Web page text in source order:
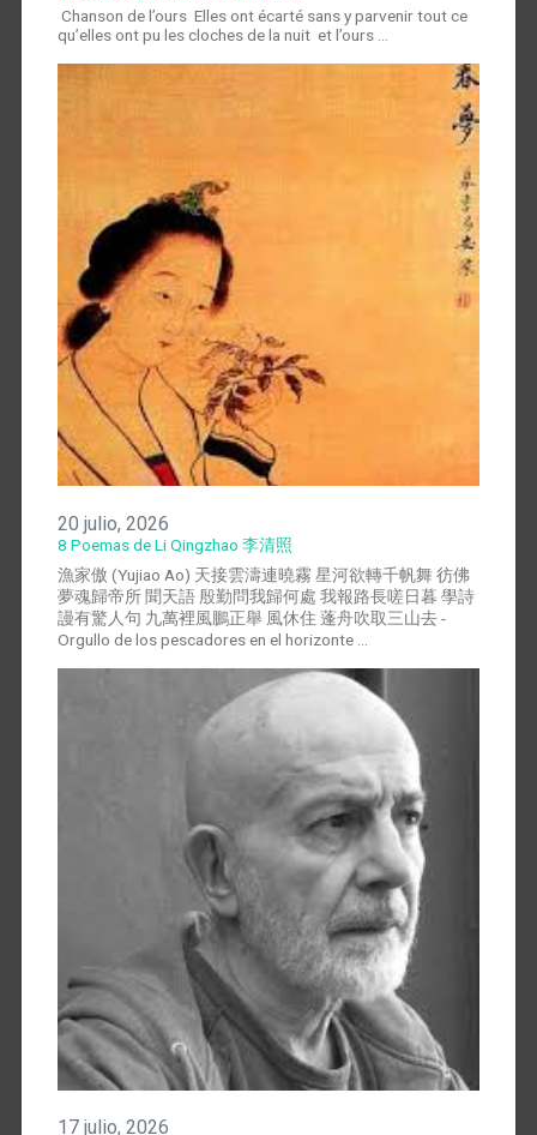
Chanson de l’ours Elles ont écarté sans y parvenir tout ce
qu’elles ont pu les cloches de la nuit et l’ours …
20 julio, 2026
8 Poemas de Li Qingzhao 李清照
漁家傲 (Yujiao Ao) 天接雲濤連曉霧 星河欲轉千帆舞 彷佛
夢魂歸帝所 聞天語 殷勤問我歸何處 我報路長嗟日暮 學詩
謾有驚人句 九萬裡風鵬正舉 風休住 蓬舟吹取三山去 -
Orgullo de los pescadores en el horizonte …
17 julio, 2026